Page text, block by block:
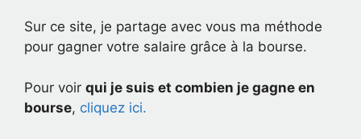
Sur ce site, je partage avec vous ma méthode
pour gagner votre salaire grâce à la bourse.
Pour voir qui je suis et combien je gagne en
bourse, cliquez ici.